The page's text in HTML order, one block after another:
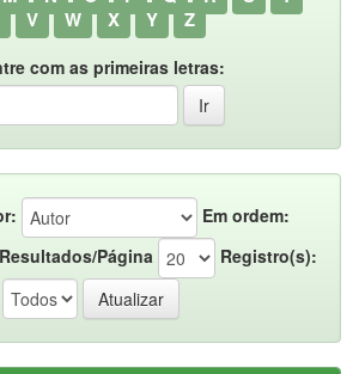
V W X Y Z
com as primeiras letras:
Em ordem:
Resultados/Página
Registro(s):